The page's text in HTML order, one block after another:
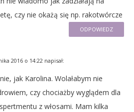
czy nie okażą się np. rakotwórcze
ODPOWIEDZ
2016 o 14:22 napisał:
jak Karolina. Wolałabym nie
czy chociażby wyglądem dla
z włosami. Mam kilka